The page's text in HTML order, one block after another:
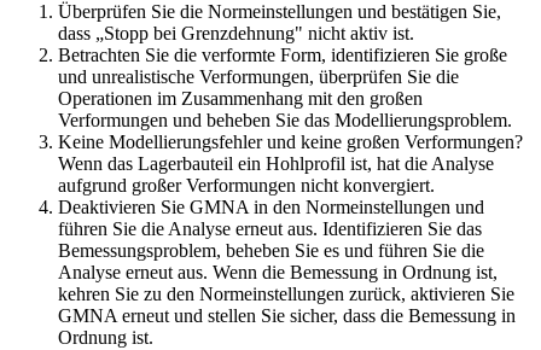
Überprüfen Sie die Normeinstellungen und bestätigen Sie,
dass „Stopp bei Grenzdehnung" nicht aktiv ist.
Betrachten Sie die verformte Form, identifizieren Sie große
und unrealistische Verformungen, überprüfen Sie die
Operationen im Zusammenhang mit den großen
Verformungen und beheben Sie das Modellierungsproblem.
Keine Modellierungsfehler und keine großen Verformungen?
Wenn das Lagerbauteil ein Hohlprofil ist, hat die Analyse
aufgrund großer Verformungen nicht konvergiert.
Deaktivieren Sie GMNA in den Normeinstellungen und
führen Sie die Analyse erneut aus. Identifizieren Sie das
Bemessungsproblem, beheben Sie es und führen Sie die
Analyse erneut aus. Wenn die Bemessung in Ordnung ist,
kehren Sie zu den Normeinstellungen zurück, aktivieren Sie
GMNA erneut und stellen Sie sicher, dass die Bemessung in
Ordnung ist.